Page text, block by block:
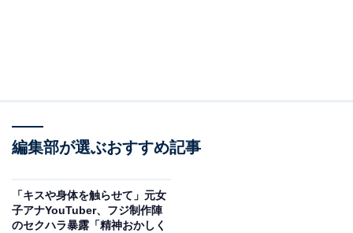
編集部が選ぶおすすめ記事
「キスや身体を触らせて」元女
子アナYouTuber、フジ制作陣
のセクハラ暴露「精神おかしく